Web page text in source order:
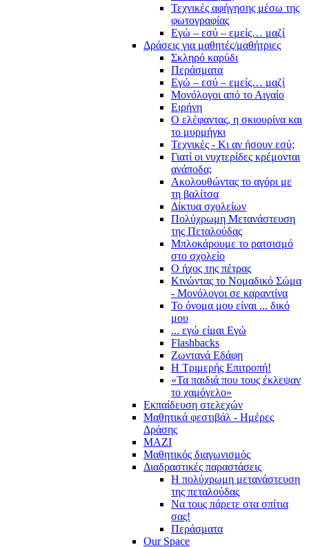
Τεχνικές αφήγησης μέσω της
φωτογραφίας
Εγώ – εσύ – εμείς… μαζί
Δράσεις για μαθητές/μαθήτριες
Σκληρό καρύδι
Περάσματα
Εγώ – εσύ – εμείς… μαζί
Μονόλογοι από το Αιγαίο
Ειρήνη
Ο ελέφαντας, η σκιουρίνα και
το μυρμήγκι
Τεχνικές - Κι αν ήσουν εσύ;
Γιατί οι νυχτερίδες κρέμονται
ανάποδα;
Ακολουθώντας το αγόρι με
τη βαλίτσα
Δίκτυα σχολείων
Πολύχρωμη Μετανάστευση
της Πεταλούδας
Μπλοκάρουμε το ρατσισμό
στο σχολείο
Ο ήχος της πέτρας
Κινώντας το Νομαδικό Σώμα
- Μονόλογοι σε καραντίνα
Το όνομα μου είναι ... δικό
μου
... εγώ είμαι Εγώ
Flashbacks
Ζωντανά Εδάφη
Η Τριμερής Επιτροπή!
«Τα παιδιά που τους έκλεψαν
το χαμόγελο»
Εκπαίδευση στελεχών
Μαθητικά φεστιβάλ - Ημέρες
Δράσης
ΜΑΖΙ
Μαθητικός διαγωνισμός
Διαδραστικές παραστάσεις
Η πολύχρωμη μετανάστευση
της πεταλούδας
Να τους πάρετε στα σπίτια
σας!
Περάσματα
Our Space